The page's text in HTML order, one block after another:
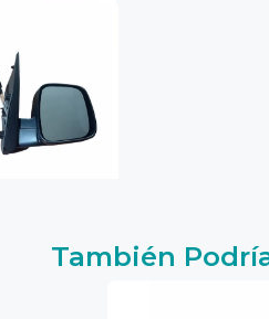
También